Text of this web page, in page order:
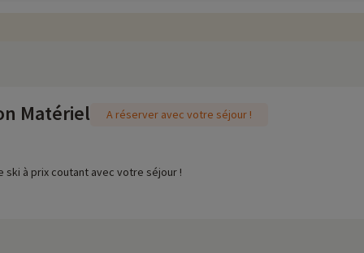
Matériel
A réserver avec votre séjour !
ski à prix coutant avec votre séjour !